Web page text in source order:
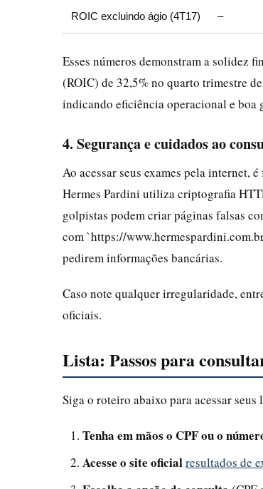
ROIC excluindo ágio (4T17) –
Esses números demonstram a solidez
(ROIC) de 32,5% no quarto trimestre
indicando eficiência operacional e boa
4. Segurança e cuidados ao
Ao acessar seus exames pela internet,
Hermes Pardini utiliza criptografia
golpistas podem criar páginas falsas
com `https://
pedirem informações bancárias.
Caso note qualquer irregularidade,
oficiais.
Lista: Passos para
Siga o roteiro abaixo para acessar seus
Tenha em mãos o CPF ou o
Acesse o site oficialresultados de